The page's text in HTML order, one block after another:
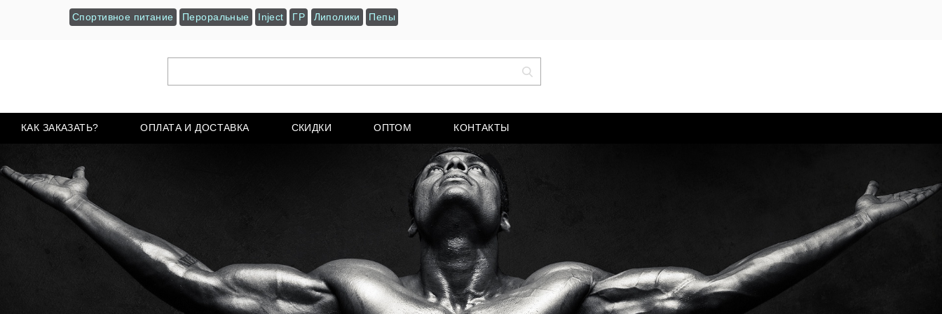
Спортивное питание Пероральные Inject ГР Липолики Пепы
КАК ЗАКАЗАТЬ? ОПЛАТА И ДОСТАВКА СКИДКИ ОПТОМ КОНТАКТЫ